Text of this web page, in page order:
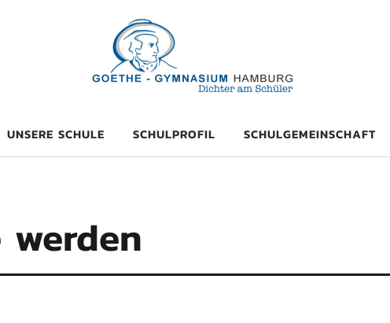
Hamburg
UNSERE SCHULE SCHULPROFIL SCHULGEMEINSCHAFT
werden